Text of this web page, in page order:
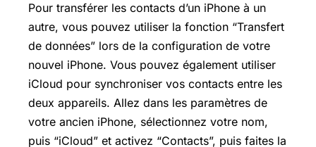
Pour transférer les contacts d’un iPhone à un
autre, vous pouvez utiliser la fonction “Transfert
de données” lors de la configuration de votre
nouvel iPhone. Vous pouvez également utiliser
iCloud pour synchroniser vos contacts entre les
deux appareils. Allez dans les paramètres de
votre ancien iPhone, sélectionnez votre nom,
puis “iCloud” et activez “Contacts”, puis faites la